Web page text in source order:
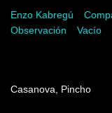
Enzo Kabregú
Observación
Vacío
Casanova, Pincho